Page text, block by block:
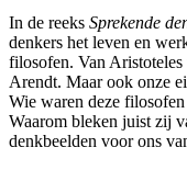
In de reeks Sprekende
denkers het leven en
filosofen. Van
Arendt. Maar ook onze
Wie waren deze
Waarom bleken juist zij
denkbeelden voor ons